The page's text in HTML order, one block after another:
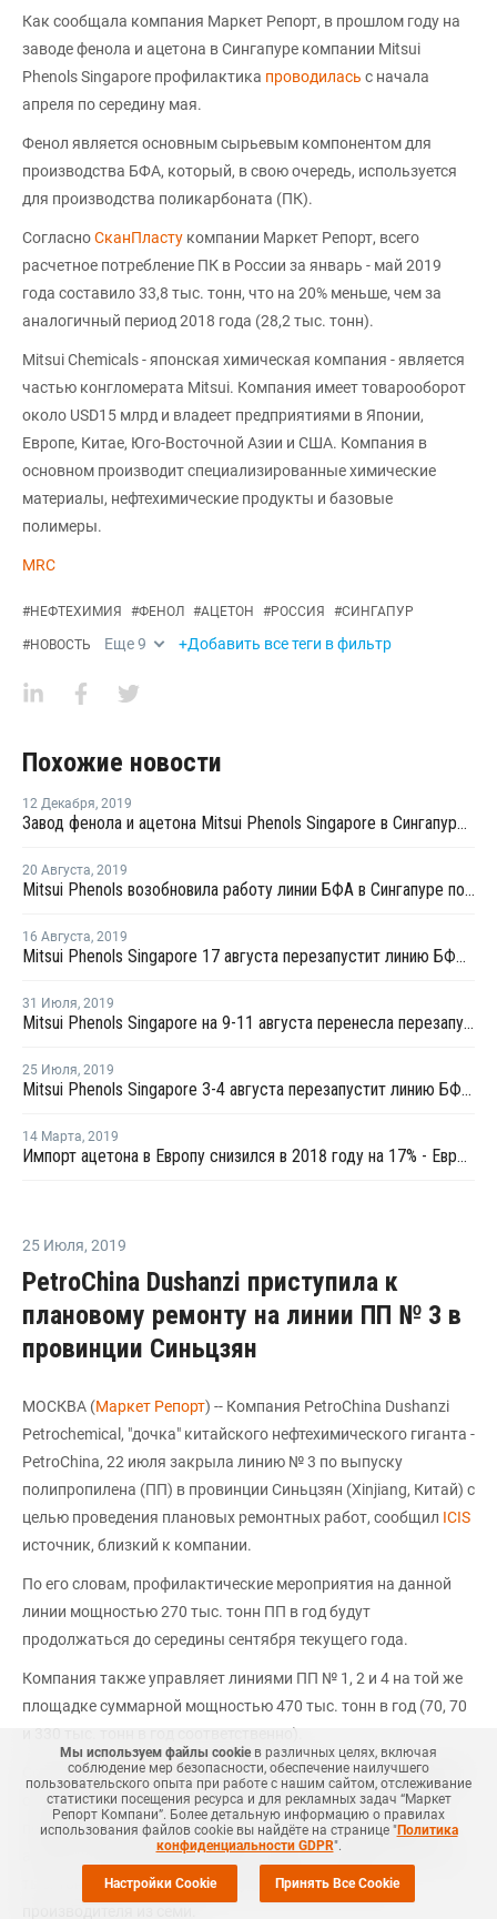
Как сообщала компания Маркет Репорт, в прошлом году на
заводе фенола и ацетона в Сингапуре компании Mitsui
Phenols Singapore профилактика проводилась с начала
апреля по середину мая.
Фенол является основным сырьевым компонентом для
производства БФА, который, в свою очередь, используется
для производства поликарбоната (ПК).
СогласноСканПласту компании Маркет Репорт, всего
расчетное потребление ПК в России за январь - май 2019
года составило 33,8 тыс. тонн, что на 20% меньше, чем за
аналогичный период 2018 года (28,2 тыс. тонн).
Mitsui Chemicals - японская химическая компания - является
частью конгломерата Mitsui. Компания имеет товарооборот
около USD15 млрд и владеет предприятиями в Японии,
Европе, Китае, Юго-Восточной Азии и США. Компания в
основном производит специализированные химические
материалы, нефтехимические продукты и базовые
полимеры.
MRC
#НЕФТЕХИМИЯ #ФЕНОЛ #АЦЕТОН #РОССИЯ #СИНГАПУР
#НОВОСТЬ Еще9 +Добавить все теги в фильтр
Похожие новости
12 Декабря, 2019
Завод фенола и ацетона Mitsui Phenols Singapore в Сингапуре в декабре загружен на 60%
20 Августа, 2019
Mitsui Phenols возобновила работу линии БФА в Сингапуре после внепланового ремонта
16 Августа, 2019
Mitsui Phenols Singapore 17 августа перезапустит линию БФА в Сингапуре после внепланового ремонта
31 Июля, 2019
Mitsui Phenols Singapore на 9-11 августа перенесла перезапуск линии БФА в Сингапуре после внепланового ремонта
25 Июля, 2019
Mitsui Phenols Singapore 3-4 августа перезапустит линию БФА в Сингапуре после внепланового ремонта
14 Марта, 2019
Импорт ацетона в Европу снизился в 2018 году на 17% - Евростат
25 Июля, 2019
PetroChina Dushanzi приступила к
плановому ремонту на линии ПП № 3 в
провинции Синьцзян
МОСКВА (Маркет Репорт) -- Компания PetroChina Dushanzi
Petrochemical, "дочка" китайского нефтехимического гиганта -
PetroChina, 22 июля закрыла линию № 3 по выпуску
полипропилена (ПП) в провинции Синьцзян (Xinjiang, Китай) с
целью проведения плановых ремонтных работ, сообщил ICIS
источник, близкий к компании.
По его словам, профилактические мероприятия на данной
линии мощностью 270 тыс. тонн ПП в год будут
продолжаться до середины сентября текущего года.
Компания также управляет линиями ПП № 1, 2 и 4 на той же
площадке суммарной мощностью 470 тыс. тонн в год (70, 70
и 330 тыс. тонн в год соответственно).
СогласноСканПластукомпании Маркет Репорт, суммарный
объем производства ПП в России увеличился по итогам
первых шести месяцев текущего года на 4% в сравнении с
аналогичным показателем 2018 года и составил около 732
тыс. тонн. Нарастили загрузку мощностей четыре
Мы используем файлы cookie в различных целях, включая
соблюдение мер безопасности, обеспечение наилучшего
пользовательского опыта при работе с нашим сайтом, отслеживание
статистики посещения ресурса и для рекламных задач “Маркет
Репорт Компани”. Более детальную информацию о правилах
использования файлов cookie вы найдёте на странице "Политика
конфиденциальности GDPR".
Настройки Cookie Принять Все Cookie